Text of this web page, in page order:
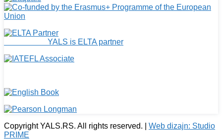
YALS is ELTA partner
Copyright YALS.RS. All rights reserved. | Web dizajn: Studio
PRIME